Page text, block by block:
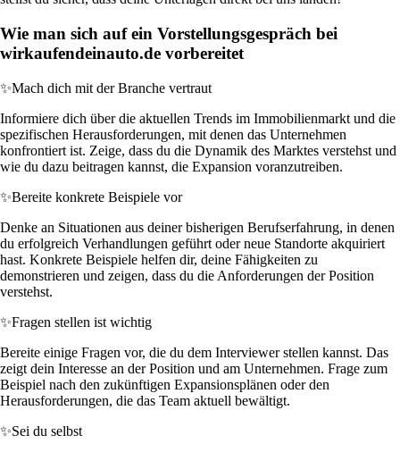
Wie man sich auf ein Vorstellungsgespräch bei
wirkaufendeinauto.de vorbereitet
✨Mach dich mit der Branche vertraut
Informiere dich über die aktuellen Trends im Immobilienmarkt und die
spezifischen Herausforderungen, mit denen das Unternehmen
konfrontiert ist. Zeige, dass du die Dynamik des Marktes verstehst und
wie du dazu beitragen kannst, die Expansion voranzutreiben.
✨Bereite konkrete Beispiele vor
Denke an Situationen aus deiner bisherigen Berufserfahrung, in denen
du erfolgreich Verhandlungen geführt oder neue Standorte akquiriert
hast. Konkrete Beispiele helfen dir, deine Fähigkeiten zu
demonstrieren und zeigen, dass du die Anforderungen der Position
verstehst.
✨Fragen stellen ist wichtig
Bereite einige Fragen vor, die du dem Interviewer stellen kannst. Das
zeigt dein Interesse an der Position und am Unternehmen. Frage zum
Beispiel nach den zukünftigen Expansionsplänen oder den
Herausforderungen, die das Team aktuell bewältigt.
✨Sei du selbst